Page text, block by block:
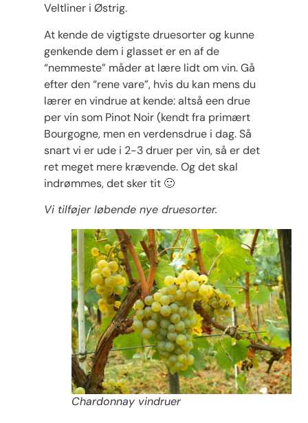
Veltliner i Østrig.
At kende de vigtigste druesorter og kunne
genkende dem i glasset er en af de
“nemmeste” måder at lære lidt om vin. Gå
efter den “rene vare”, hvis du kan mens du
lærer en vindrue at kende: altså een drue
per vin som Pinot Noir (kendt fra primært
Bourgogne, men en verdensdrue i dag. Så
snart vi er ude i 2-3 druer per vin, så er det
ret meget mere krævende. Og det skal
indrømmes, det sker tit 🙂
Vi tilføjer løbende nye druesorter.
Chardonnay vindruer